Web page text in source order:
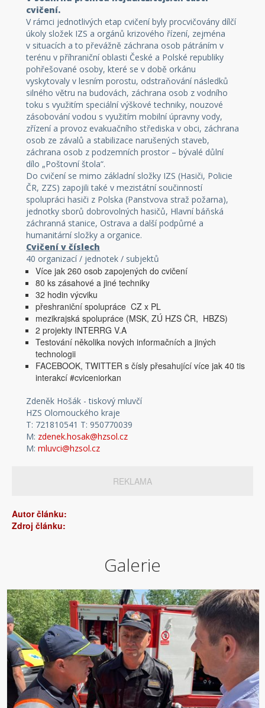
cvičení.
V rámci jednotlivých etap cvičení byly procvičovány dílčí
úkoly složek IZS a orgánů krizového řízení, zejména
v situacích a to převážně záchrana osob pátráním v
terénu v příhraniční oblasti České a Polské republiky
pohřešované osoby, které se v době orkánu
vyskytovaly v lesním porostu, odstraňování následků
silného větru na budovách, záchrana osob z vodního
toku s využitím speciální výškové techniky, nouzové
zásobování vodou s využitím mobilní úpravny vody,
zřízení a provoz evakuačního střediska v obci, záchrana
osob ze závalů a stabilizace narušených staveb,
záchrana osob z podzemních prostor – bývalé důlní
dílo „Poštovní štola“.
Do cvičení se mimo základní složky IZS (Hasiči, Policie
ČR, ZZS) zapojili také v mezistátní součinností
spolupráci hasiči z Polska (Panstvova straž požarna),
jednotky sborů dobrovolných hasičů, Hlavní báňská
záchranná stanice, Ostrava a další podpůrné a
humanitární složky a organice.
Cvičení v číslech
40 organizací / jednotek / subjektů
Více jak 260 osob zapojených do cvičení
80 ks zásahové a jiné techniky
32 hodin výcviku
přeshraniční spolupráce CZ x PL
mezikrajská spolupráce (MSK, ZÚ HZS ČR, HBZS)
2 projekty INTERRG V.A
Testování několika nových informačních a jiných
technologii
FACEBOOK, TWITTER s čísly přesahující více jak 40 tis
interakcí #cviceniorkan
Zdeněk Hošák - tiskový mluvčí
HZS Olomouckého kraje
T: 721810541 T: 950770039
M: zdenek.hosak@hzsol.cz
M: mluvci@hzsol.cz
REKLAMA
Autor článku:
Zdroj článku:
Galerie